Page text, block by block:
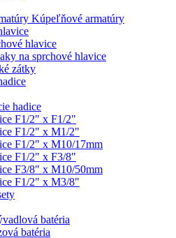
Kúpeľňové armatúry
hlavice
na sprchové hlavice
zátky
hadice
F1/2" x F1/2"
F1/2" x M1/2"
F1/2" x M10/17mm
F1/2" x F3/8"
F3/8" x M10/50mm
F1/2" x M3/8"
batéria
batéria